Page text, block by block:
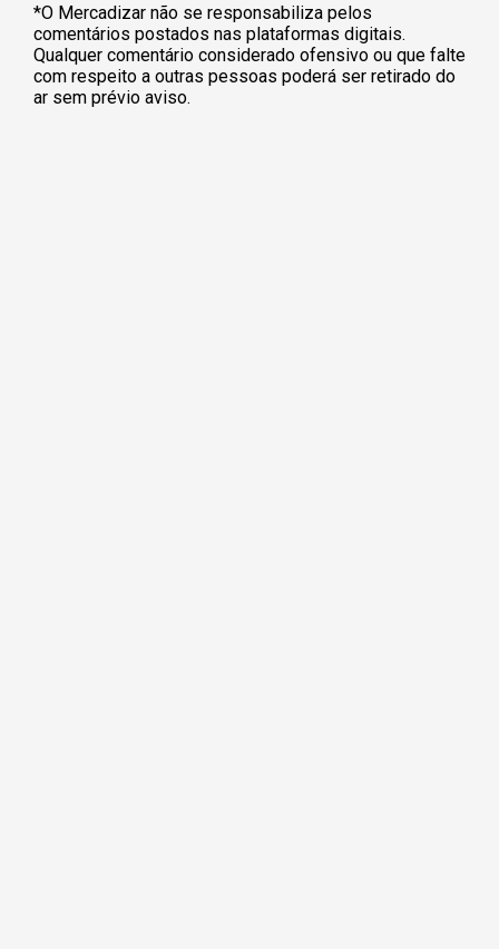
*O Mercadizar não se responsabiliza pelos
comentários postados nas plataformas digitais.
Qualquer comentário considerado ofensivo ou que falte
com respeito a outras pessoas poderá ser retirado do
ar sem prévio aviso.